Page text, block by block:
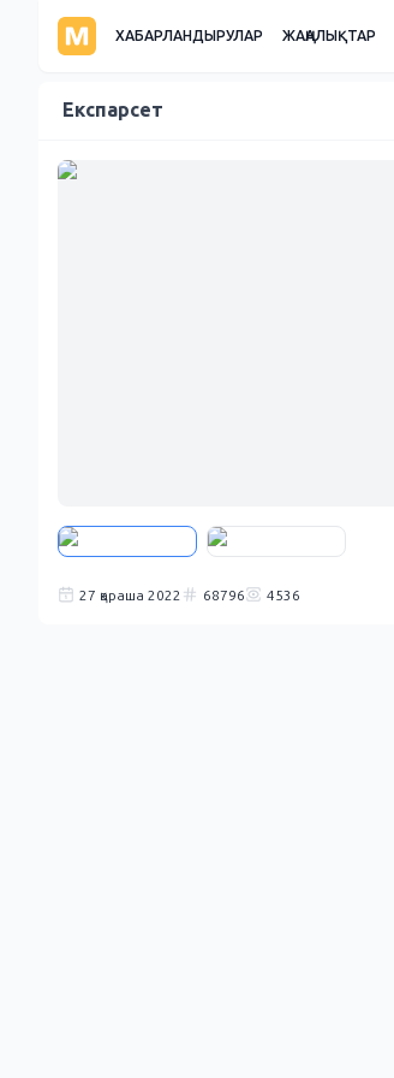
ХАБАРЛАНДЫРУЛАР ЖАҢАЛЫҚТАР
Експарсет
27 қараша 2022 68796 4536